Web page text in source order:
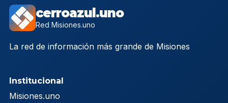
cerroazul.uno
Red Misiones.uno
La red de información más grande de Misiones
Institucional
Misiones.uno